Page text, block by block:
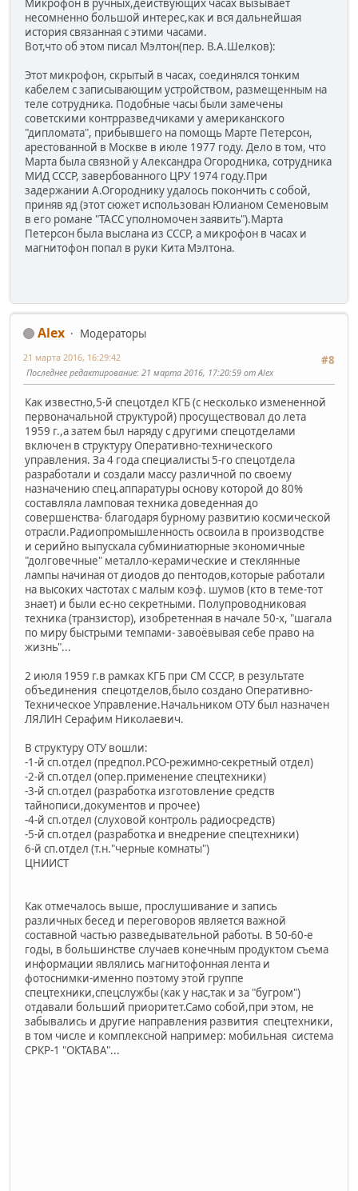
Микрофон в ручных,действующих часах вызывает
несомненно большой интерес,как и вся дальнейшая
история связанная с этими часами.
Вот,что об этом писал Мэлтон(пер. В.А.Шелков):
Этот микрофон, скрытый в часах, соединялся тонким
кабелем с записывающим устройством, размещенным на
теле сотрудника. Подобные часы были замечены
советскими контрразведчиками у американского
"дипломата", прибывшего на помощь Марте Петерсон,
арестованной в Москве в июле 1977 году. Дело в том, что
Марта была связной у Александра Огородника, сотрудника
МИД СССР, завербованного ЦРУ 1974 году.При
задержании А.Огороднику удалось покончить с собой,
приняв яд (этот сюжет использован Юлианом Семеновым
в его романе "ТАСС уполномочен заявить").Марта
Петерсон была выслана из СССР, а микрофон в часах и
магнитофон попал в руки Кита Мэлтона.
Alex
Модераторы
#8
21 марта 2016, 16:29:42
Последнее редактирование: 21 марта 2016, 17:20:59 от Alex
Как известно,5-й спецотдел КГБ (с несколько измененной
первоначальной структурой) просуществовал до лета
1959 г.,а затем был наряду с другими спецотделами
включен в структуру Оперативно-технического
управления. За 4 года специалисты 5-го спецотдела
разработали и создали массу различной по своему
назначению спец.аппаратуры основу которой до 80%
составляла ламповая техника доведенная до
совершенства- благодаря бурному развитию космической
отрасли.Радиопромышленность освоила в производстве
и серийно выпускала субминиатюрные экономичные
"долговечные" металло-керамические и стеклянные
лампы начиная от диодов до пентодов,которые работали
на высоких частотах с малым коэф. шумов (кто в теме-тот
знает) и были ес-но секретными. Полупроводниковая
техника (транзистор), изобретенная в начале 50-х, "шагала
по миру быстрыми темпами- завоёвывая себе право на
жизнь"...
2 июля 1959 г.в рамках КГБ при СМ СССР, в результате
объединения спецотделов,было создано Оперативно-
Техническое Управление.Начальником ОТУ был назначен
ЛЯЛИН Серафим Николаевич.
В структуру ОТУ вошли:
-1-й сп.отдел (предпол.РСО-режимно-секретный отдел)
-2-й сп.отдел (опер.применение спецтехники)
-3-й сп.отдел (разработка изготовление средств
тайнописи,документов и прочее)
-4-й сп.отдел (слуховой контроль радиосредств)
-5-й сп.отдел (разработка и внедрение спецтехники)
6-й сп.отдел (т.н."черные комнаты")
ЦНИИСТ
Как отмечалось выше, прослушивание и запись
различных бесед и переговоров является важной
составной частью разведывательной работы. В 50-60-е
годы, в большинстве случаев конечным продуктом съема
информации являлись магнитофонная лента и
фотоснимки-именно поэтому этой группе
спецтехники,спецслужбы (как у нас,так и за "бугром")
отдавали больший приоритет.Само собой,при этом, не
забывались и другие направления развития спецтехники,
в том числе и комплексной например: мобильная система
СРКР-1 "ОКТАВА"...